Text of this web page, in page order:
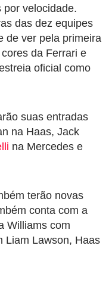
por velocidade.
das dez equipes
de ver pela primeira
da Ferrari e
oficial como
suas entradas
na Haas, Jack
na Mercedes e
terão novas
conta com a
Williams com
Liam Lawson, Haas